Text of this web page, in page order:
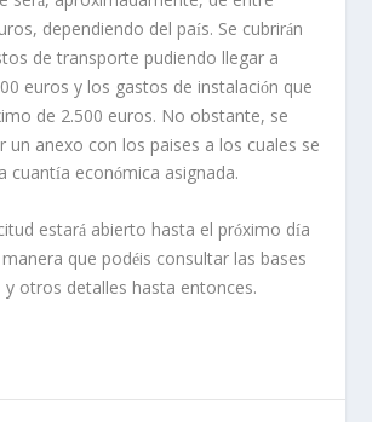
dependiendo del país. Se cubrirán
de transporte pudiendo llegar a
euros y los gastos de instalación que
de 2.500 euros. No obstante, se
un anexo con los paises a los cuales se
cuantía económica asignada.
estará abierto hasta el próximo día
que podéis consultar las bases
y otros detalles hasta entonces.